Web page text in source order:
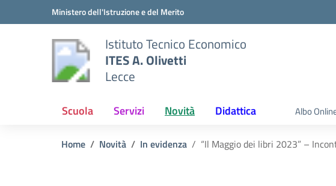
Ministero dell'Istruzione e del Merito
Istituto Tecnico Economico
ITES A. Olivetti
Lecce
Scuola Servizi Novità Didattica Albo
Home Novità In evidenza “Il Maggio dei libri 2023” –